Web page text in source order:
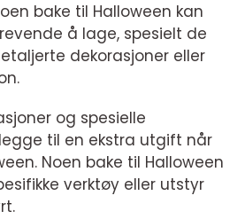
bake til Halloween kan
å lage, spesielt de
dekorasjoner eller
og spesielle
til en ekstra utgift når
Noen bake til Halloween
verktøy eller utstyr